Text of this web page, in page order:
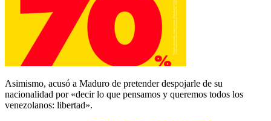
Asimismo, acusó a Maduro de pretender despojarle de su
nacionalidad por «decir lo que pensamos y queremos todos los
venezolanos: libertad».